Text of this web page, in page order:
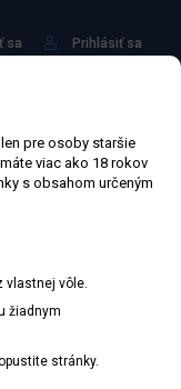
Prihlásiť sa
sa
dní
pre osoby staršie
viac ako 18 rokov
s obsahom určeným
vlastnej vôle.
žiadnym
stránky.